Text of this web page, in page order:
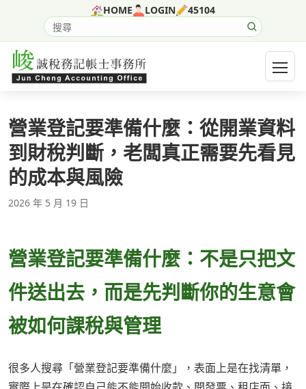
HOME LOGIN 45104
搜尋網站內容
開啟
營業登記要準備什麼：從開業資料
到財稅判斷，老闆真正需要先看見
的成本與風險
2026 年 5 月 19 日
營業登記要準備什麼：不是只把文
件送出去，而是先判斷你的生意會
被如何課稅與管理
很多人搜尋「營業登記要準備什麼」，表面上是在找清單，